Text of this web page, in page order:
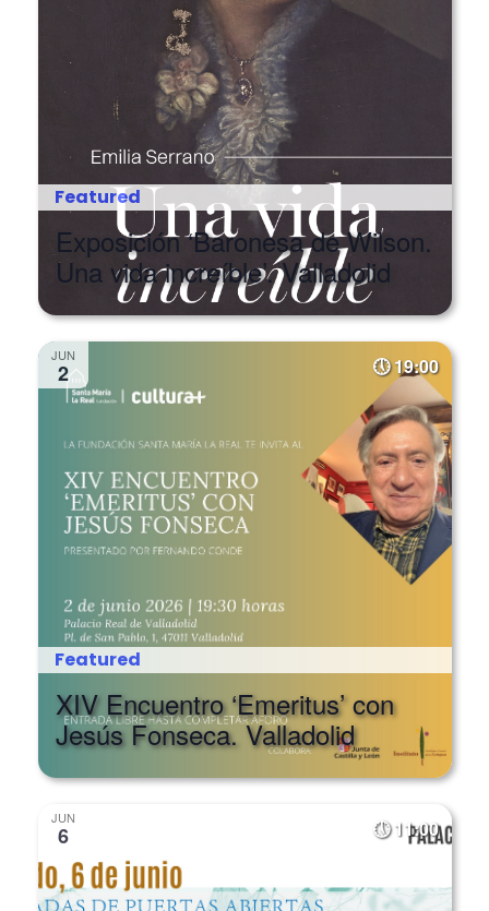
Featured
Exposición ‘Baronesa de Wilson.
Una vida increíble’. Valladolid
JUN
2 19:00
Featured
XIV Encuentro ‘Emeritus’ con
Jesús Fonseca. Valladolid
JUN
6 11:00